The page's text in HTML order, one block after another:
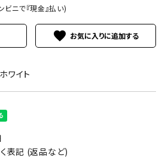
ニで『現金』払い)
favorite
ワイト
表記 (返品など)